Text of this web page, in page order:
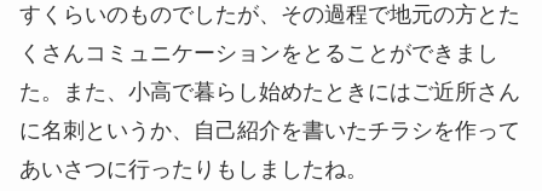
すくらいのものでしたが、その過程で地元の方とた
くさんコミュニケーションをとることができまし
た。また、小高で暮らし始めたときにはご近所さん
に名刺というか、自己紹介を書いたチラシを作って
あいさつに行ったりもしましたね。